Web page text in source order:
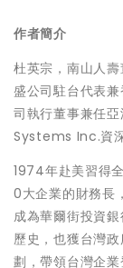
作者簡介
杜英宗，南山人
盛公司駐台代表
司執行董事兼任
Systems Inc.資深
1974年赴美習得
0大企業的財務長
成為華爾街投資
歷史，也獲台灣
劃，帶領台灣企